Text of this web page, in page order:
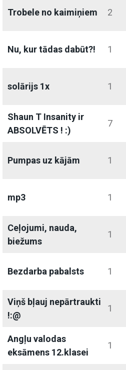
Trobele no kaimiņiem 2
Nu, kur tādas dabūt?! 1
solārijs 1x 1
Shaun T Insanity ir
ABSOLVĒTS ! :)
7
Pumpas uz kājām 1
mp3 1
Ceļojumi, nauda,
biežums
1
Bezdarba pabalsts 1
Viņš bļauj nepārtraukti
!:@
1
Angļu valodas
eksāmens 12.klasei
1